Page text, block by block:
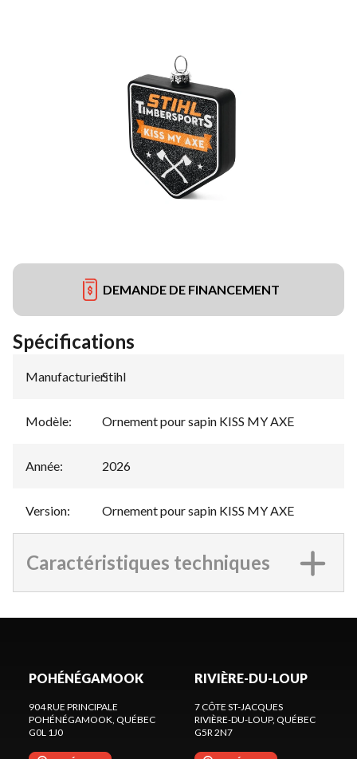
DEMANDE DE FINANCEMENT
Spécifications
Manufacturier:
Stihl
Modèle: Ornement pour sapin KISS MY AXE
Année: 2026
Version: Ornement pour sapin KISS MY AXE
Caractéristiques techniques
POHÉNÉGAMOOK
904 RUE PRINCIPALE
POHÉNÉGAMOOK, QUÉBEC
G0L 1J0
RIVIÈRE-DU-LOUP
7 CÔTE ST-JACQUES
RIVIÈRE-DU-LOUP, QUÉBEC
G5R 2N7